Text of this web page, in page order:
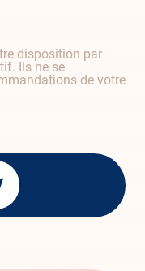
disposition par
Ils ne se
de votre